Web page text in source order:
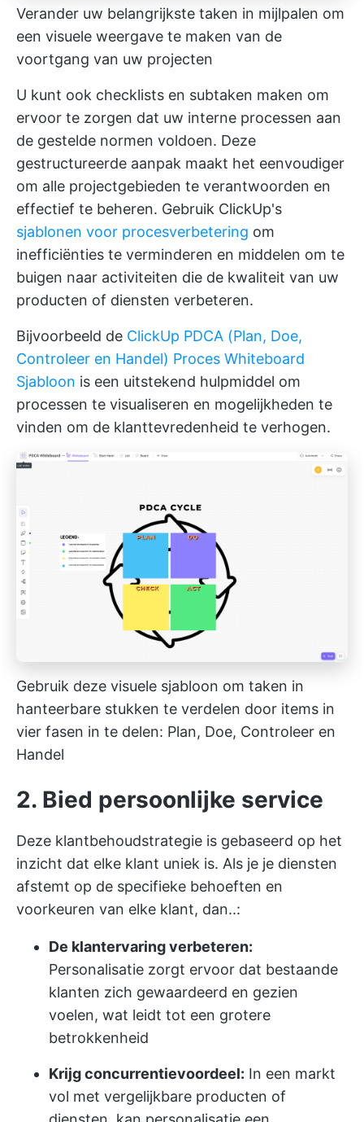
Verander uw belangrijkste taken in mijlpalen om
een visuele weergave te maken van de
voortgang van uw projecten
U kunt ook checklists en subtaken maken om
ervoor te zorgen dat uw interne processen aan
de gestelde normen voldoen. Deze
gestructureerde aanpak maakt het eenvoudiger
om alle projectgebieden te verantwoorden en
effectief te beheren. Gebruik ClickUp's
sjablonen voor procesverbetering om
inefficiënties te verminderen en middelen om te
buigen naar activiteiten die de kwaliteit van uw
producten of diensten verbeteren.
Bijvoorbeeld de ClickUp PDCA (Plan, Doe,
Controleer en Handel) Proces Whiteboard
Sjabloon is een uitstekend hulpmiddel om
processen te visualiseren en mogelijkheden te
vinden om de klanttevredenheid te verhogen.
Gebruik deze visuele sjabloon om taken in
hanteerbare stukken te verdelen door items in
vier fasen in te delen: Plan, Doe, Controleer en
Handel
2. Bied persoonlijke service
Deze klantbehoudstrategie is gebaseerd op het
inzicht dat elke klant uniek is. Als je je diensten
afstemt op de specifieke behoeften en
voorkeuren van elke klant, dan..:
De klantervaring verbeteren:
Personalisatie zorgt ervoor dat bestaande
klanten zich gewaardeerd en gezien
voelen, wat leidt tot een grotere
betrokkenheid
Krijg concurrentievoordeel: In een markt
vol met vergelijkbare producten of